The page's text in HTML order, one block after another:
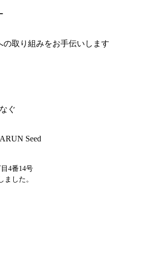
の取り組みをお手伝いします
ぐ
Seed
4番14号
ました。